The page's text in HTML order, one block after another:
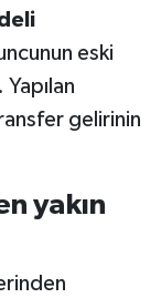
eski
gelirinin
yakın